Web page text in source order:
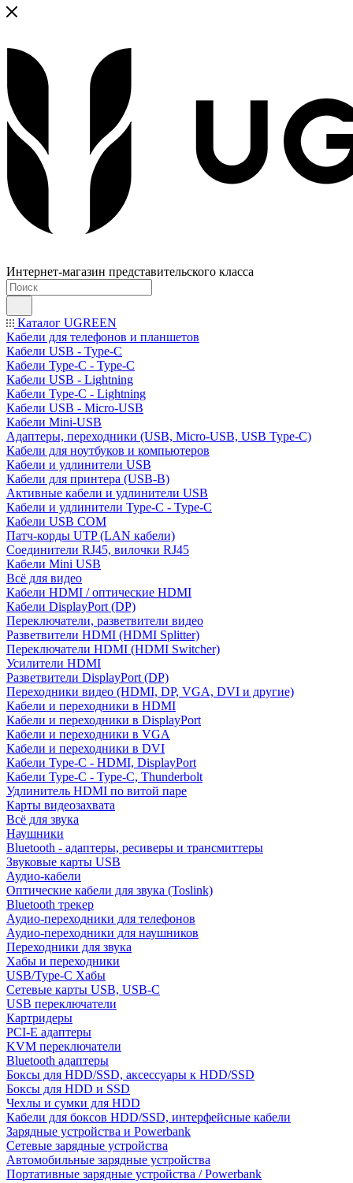
Интернет-магазин представительского класса
Каталог UGREEN
Кабели для телефонов и планшетов
Кабели USB - Type-C
Кабели Type-C - Type-C
Кабели USB - Lightning
Кабели Type-C - Lightning
Кабели USB - Micro-USB
Кабели Mini-USB
Адаптеры, переходники (USB, Micro-USB, USB Type-C)
Кабели для ноутбуков и компьютеров
Кабели и удлинители USB
Кабели для принтера (USB-B)
Активные кабели и удлинители USB
Кабели и удлинители Type-C - Type-C
Кабели USB COM
Патч-корды UTP (LAN кабели)
Соединители RJ45, вилочки RJ45
Кабели Mini USB
Всё для видео
Кабели HDMI / оптические HDMI
Кабели DisplayPort (DP)
Переключатели, разветвители видео
Разветвители HDMI (HDMI Splitter)
Переключатели HDMI (HDMI Switcher)
Усилители HDMI
Разветвители DisplayPort (DP)
Переходники видео (HDMI, DP, VGA, DVI и другие)
Кабели и переходники в HDMI
Кабели и переходники в DisplayPort
Кабели и переходники в VGA
Кабели и переходники в DVI
Кабели Type-C - HDMI, DisplayPort
Кабели Type-C - Type-C, Thunderbolt
Удлинитель HDMI по витой паре
Карты видеозахвата
Всё для звука
Наушники
Bluetooth - адаптеры, ресиверы и трансмиттеры
Звуковые карты USB
Аудио-кабели
Оптические кабели для звука (Toslink)
Bluetooth трекер
Аудио-переходники для телефонов
Аудио-переходники для наушников
Переходники для звука
Хабы и переходники
USB/Type-C Хабы
Сетевые карты USB, USB-C
USB переключатели
Картридеры
PCI-E адаптеры
KVM переключатели
Bluetooth адаптеры
Боксы для HDD/SSD, аксессуары к HDD/SSD
Боксы для HDD и SSD
Чехлы и сумки для HDD
Кабели для боксов HDD/SSD, интерфейсные кабели
Зарядные устройства и Powerbank
Сетевые зарядные устройства
Автомобильные зарядные устройства
Портативные зарядные устройства / Powerbank